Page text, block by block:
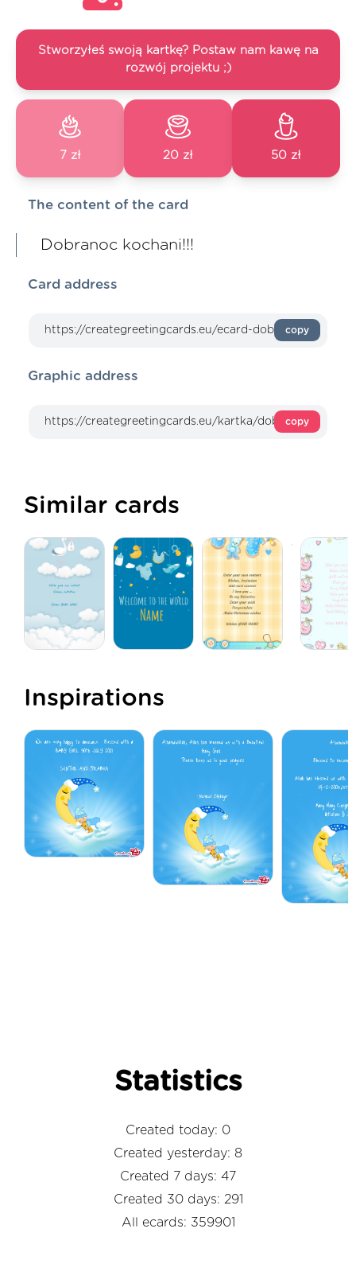
Stworzyłeś swoją kartkę? Postaw nam kawę na
rozwój projektu ;)
7 zł 20 zł 50 zł
The content of the card
Dobranoc kochani!!!
Card address
copy
Graphic address
copy
Similar cards
Inspirations
Statistics
Created today: 0
Created yesterday: 8
Created 7 days: 47
Created 30 days: 291
All ecards: 359901